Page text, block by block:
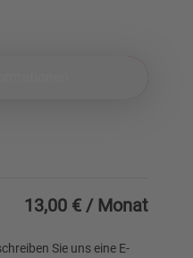
13,00 € / Monat
Sie uns eine E-